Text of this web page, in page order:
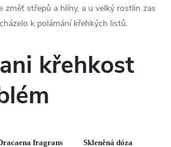
změť střepů a hlíny, a u velký rostlin zas
k polámání křehkých listů.
křehkost